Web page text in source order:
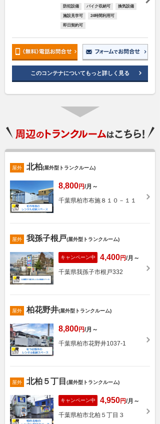
防犯設備 バイク収納可 換気設備
施設見学可 24時間利用可
即日契約可
このコンテナについてもっと詳しく見る
屋外 北柏(屋外型トランクルーム)
8,800円/月～
千葉県柏市布施８１０－１１
屋外 我孫子根戸(屋外型トランクルーム)
キャンペーン中 4,400円/月～
千葉県我孫子市根戸332
屋外 柏花野井(屋外型トランクルーム)
8,800円/月～
千葉県柏市花野井1037-1
屋外 北柏５丁目 (屋外型トランクルーム)
キャンペーン中 4,950円/月～
千葉県柏市北柏５丁目３